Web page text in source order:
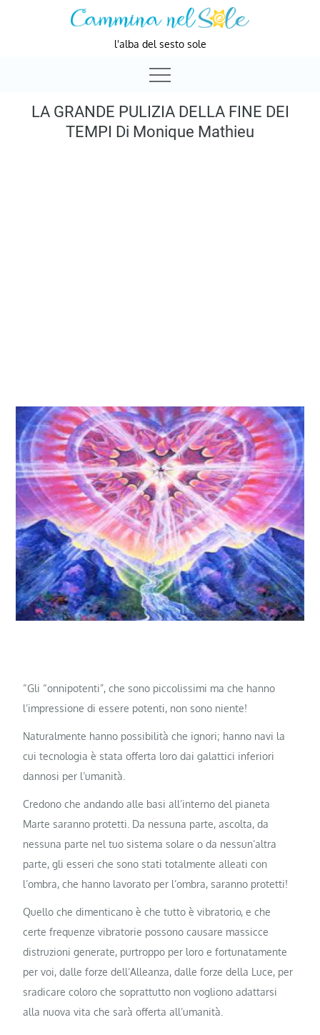
l'alba del sesto sole
LA GRANDE PULIZIA DELLA FINE DEI
TEMPI Di Monique Mathieu
“Gli “onnipotenti”, che sono piccolissimi ma che hanno
l’impressione di essere potenti, non sono niente!
Naturalmente hanno possibilità che ignori; hanno navi la
cui tecnologia è stata offerta loro dai galattici inferiori
dannosi per l’umanità.
Credono che andando alle basi all’interno del pianeta
Marte saranno protetti. Da nessuna parte, ascolta, da
nessuna parte nel tuo sistema solare o da nessun’altra
parte, gli esseri che sono stati totalmente alleati con
l’ombra, che hanno lavorato per l’ombra, saranno protetti!
Quello che dimenticano è che tutto è vibratorio, e che
certe frequenze vibratorie possono causare massicce
distruzioni generate, purtroppo per loro e fortunatamente
per voi, dalle forze dell’Alleanza, dalle forze della Luce, per
sradicare coloro che soprattutto non vogliono adattarsi
alla nuova vita che sarà offerta all’umanità.